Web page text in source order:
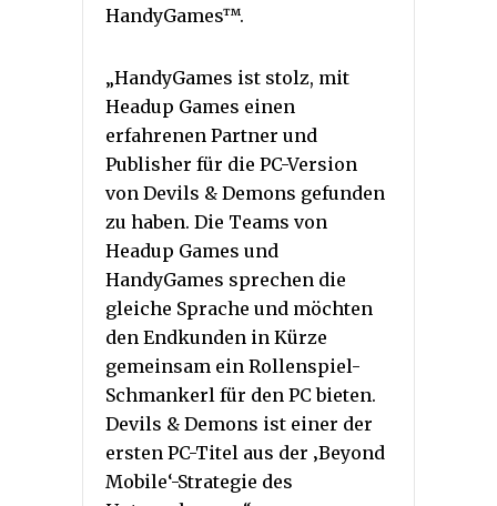
HandyGames™.
„HandyGames ist stolz, mit
Headup Games einen
erfahrenen Partner und
Publisher für die PC-Version
von Devils & Demons gefunden
zu haben. Die Teams von
Headup Games und
HandyGames sprechen die
gleiche Sprache und möchten
den Endkunden in Kürze
gemeinsam ein Rollenspiel-
Schmankerl für den PC bieten.
Devils & Demons ist einer der
ersten PC-Titel aus der ‚Beyond
Mobile‘-Strategie des